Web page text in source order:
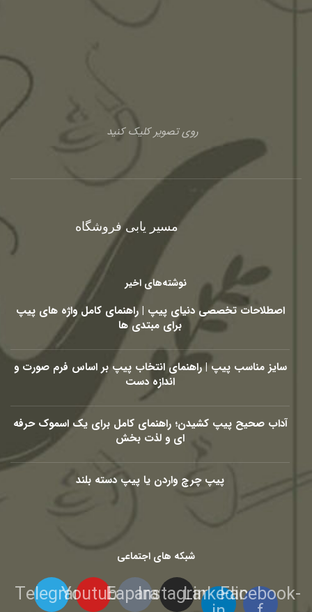
روی تصویر کلیک کنید
مسیر یابی فروشگاه
نوشته‌های اخیر
اصطلاحات تخصصی دنیای پیپ | راهنمای کامل واژه های پیپ
برای مبتدی ها
سایز مناسب پیپ | راهنمای انتخاب پیپ بر اساس فرم صورت و
اندازه دست
آداب صحیح پیپ کشیدن؛ راهنمای کامل برای یک اسموک حرفه
ای و لذت بخش
پیپ چرچ واردن یا پیپ دسته بلند
شبکه های اجتماعی
Facebook-
Linkedin-
Instagram
Eaparat
Youtube
Telegram